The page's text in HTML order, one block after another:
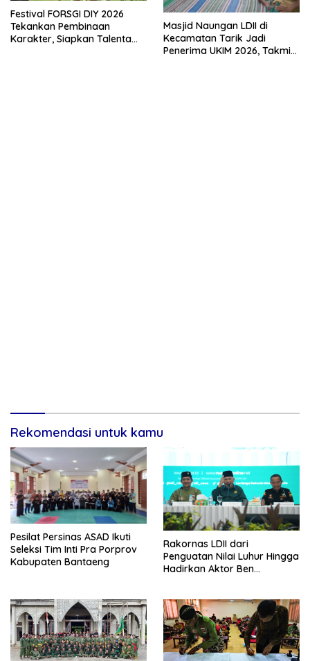
Festival FORSGI DIY 2026
Tekankan Pembinaan
Karakter, Siapkan Talenta
Masjid Naungan LDII di
Kecamatan Tarik Jadi
Penerima UKIM 2026, Takmir
Rekomendasi untuk kamu
Pesilat Persinas ASAD Ikuti
Seleksi Tim Inti Pra Porprov
Kabupaten Bantaeng
Rakornas LDII dari
Penguatan Nilai Luhur Hingga
Hadirkan Aktor Ben